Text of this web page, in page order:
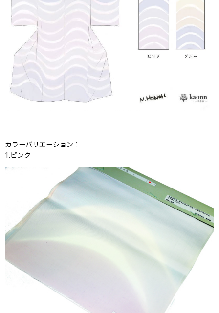
カラーバリエーション：
1.ピンク